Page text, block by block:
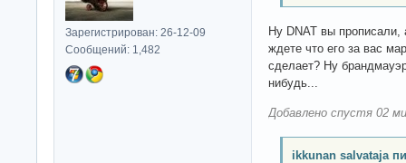
Зарегистрирован: 26-12-09
Сообщений: 1,482
Ну DNAT вы прописали,
ждете что его за вас
сделает? Ну
нибудь...
Добавлено спустя 02
ikkunan salvataja